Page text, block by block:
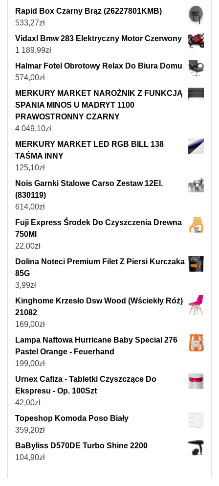
Rapid Box Czarny Brąz (26227801KMB)
533,27zł
Vidaxl Bmw 283 Elektryczny Motor Czerwony
1 189,99zł
Halmar Fotel Obrotowy Relax Do Biura Domu
574,00zł
MERKURY MARKET NAROŻNIK Z FUNKCJĄ
SPANIA MINOS U MADRYT 1100
PRAWOSTRONNY CZARNY
4 049,10zł
MERKURY MARKET LED RGB BILL 138
TAŚMA INNY
125,10zł
Nois Garnki Stalowe Carso Zestaw 12El.
(830119)
614,00zł
Fuji Express Środek Do Czyszczenia Drewna
750Ml
22,00zł
Dolina Noteci Premium Filet Z Piersi Kurczaka
85G
3,99zł
Kinghome Krzesło Dsw Wood (Wściekły Róż)
21082
169,00zł
Lampa Naftowa Hurricane Baby Special 276
Pastel Orange - Feuerhand
199,00zł
Urnex Cafiza - Tabletki Czyszczące Do
Ekspresu - Op. 100Szt
42,00zł
Topeshop Komoda Poso Biały
359,20zł
BaByliss D570DE Turbo Shine 2200
104,90zł